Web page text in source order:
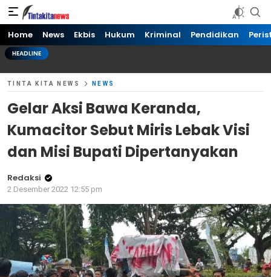
Tinta kita News
Informasi Terkini
Home News Ekbis Hukum Kriminal Pendidikan
HEADLINE
TINTA KITA NEWS NEWS
Gelar Aksi Bawa Keranda,
Kumacitor Sebut Miris Lebak Visi
dan Misi Bupati Dipertanyakan
Redaksi
2 Desember 2022 12:55 pm